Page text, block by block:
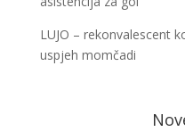
LUJO – rekonvalescent
uspjeh momčadi